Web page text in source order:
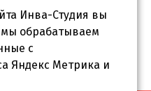
Инва-Студия вы
мы обрабатываем
с
Яндекс Метрика и